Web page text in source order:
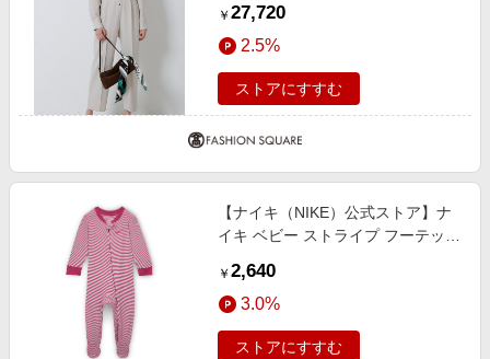
￥ 27,720
2.5%
ストアにすすむ
【ナイキ（NIKE）公式ストア】ナ
イキ ベビー ストライプ フーテッド
￥ 2,640
3.0%
ストアにすすむ